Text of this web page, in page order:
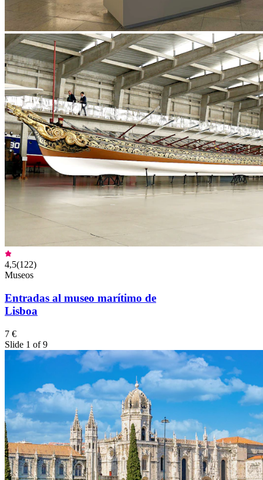
4,5(122)
Museos
Entradas al museo marítimo de
Lisboa
7 €
Slide 1 of 9